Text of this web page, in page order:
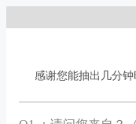
感谢您能抽出几分